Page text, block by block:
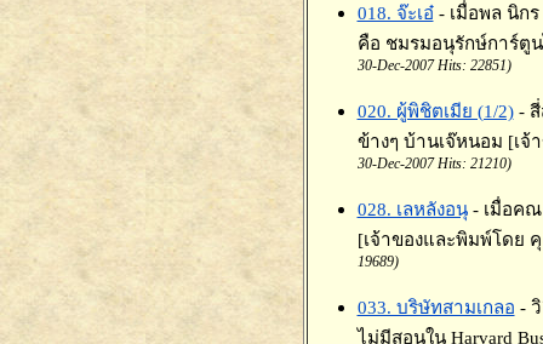
018. จ๊ะเอ๋ - เมื่อพล นิก
คือ ชมรมอนุรักษ์การ์ตู
30-Dec-2007 Hits: 22851)
020. ผู้พิชิตเมีย (1/2) -
ข้างๆ บ้านเจ๊หนอม [เ
30-Dec-2007 Hits: 21210)
028. เลหลังอนุ - เมื่อคณ
[เจ้าของและพิมพ์โดย
19689)
033. บริษัทสามเกลอ -
ไม่มีสอนใน Harvard